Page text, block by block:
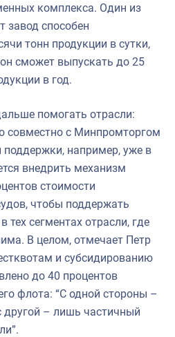
комплекса. Один из
завод способен
тонн продукции в сутки,
сможет выпускать до 25
в год.
помогать отрасли:
совместно с Минпромторгом
например, уже в
внедрить механизм
стоимости
чтобы поддержать
тех сегментах отрасли, где
В целом, отмечает Петр
и субсидированию
до 40 процентов
флота: “С одной стороны –
другой – лишь частичный